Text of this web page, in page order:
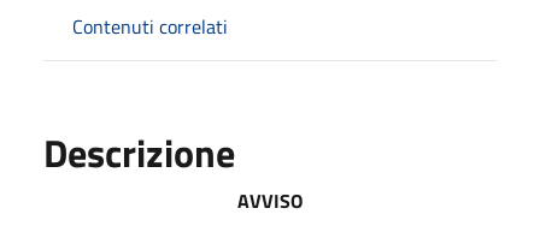
Contenuti correlati
Descrizione
AVVISO